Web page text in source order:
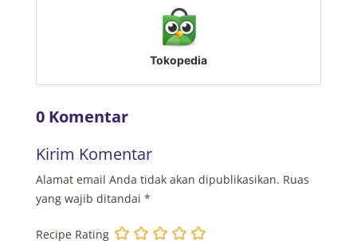
Tokopedia
0 Komentar
Kirim Komentar
Alamat email Anda tidak akan dipublikasikan. Ruas
yang wajib ditandai *
Recipe Rating